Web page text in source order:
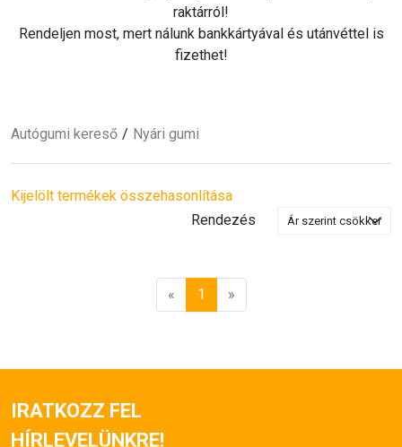
raktárról!
Rendeljen most, mert nálunk bankkártyával és utánvéttel is
fizethet!
Autógumi kereső Nyári gumi
Kijelölt termékek összehasonlítása
Rendezés
« 1 »
IRATKOZZ FEL
HÍRLEVELÜNKRE!